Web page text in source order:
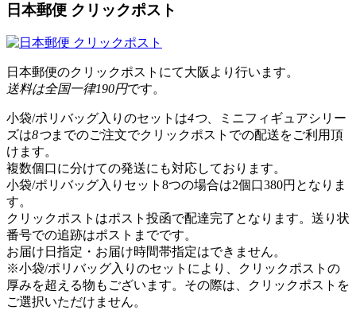
日本郵便 クリックポスト
日本郵便のクリックポストにて大阪より行います。
送料は全国一律190円です。
小袋/ポリバッグ入りのセットは4つ、ミニフィギュアシリー
ズは8つまでのご注文でクリックポストでの配送をご利用頂
けます。
複数個口に分けての発送にも対応しております。
小袋/ポリバッグ入りセット8つの場合は2個口380円となりま
す。
クリックポストはポスト投函で配達完了となります。送り状
番号での追跡はポストまでです。
お届け日指定・お届け時間帯指定はできません。
※小袋/ポリバッグ入りのセットにより、クリックポストの
厚みを超える物もございます。その際は、クリックポストを
ご選択いただけません。